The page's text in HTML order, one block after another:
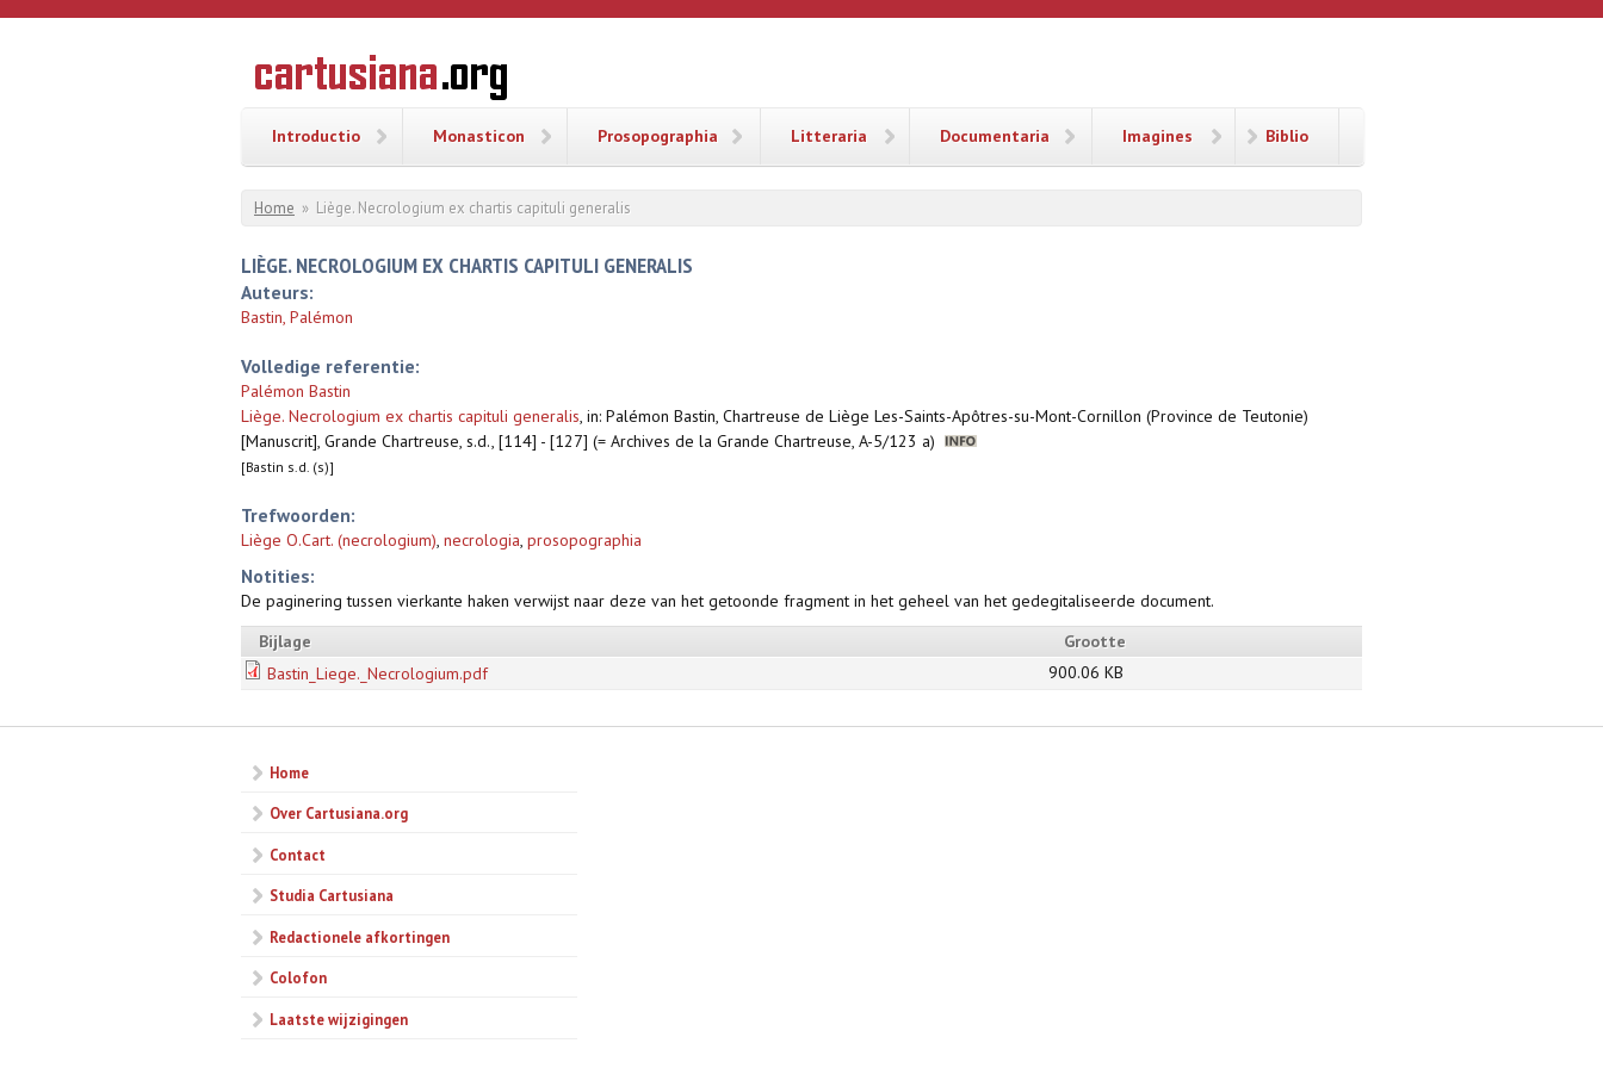
Overslaan en naar de inhoud gaan
CARTUSIANA
Geschiedenis
van de
Introductio Monasticon Prosopographia Litteraria Documentaria Imagines Biblio
U bent hier
Home » Liège. Necrologium ex chartis capituli generalis
LIÈGE. NECROLOGIUM EX CHARTIS CAPITULI GENERALIS
Auteurs:
Bastin, Palémon
Volledige referentie:
Palémon Bastin
Liège. Necrologium ex chartis capituli generalis, in: Palémon Bastin, Chartreuse de Liège Les-Saints-Apôtres-su-Mont-Cornillon (Province de Teutonie)
[Manuscrit], Grande Chartreuse, s.d., [114] - [127] (= Archives de la Grande Chartreuse, A-5/123 a)
[Bastin s.d. (s)]
Trefwoorden:
Liège O.Cart. (necrologium), necrologia, prosopographia
Notities:
De paginering tussen vierkante haken verwijst naar deze van het getoonde fragment in het geheel van het gedegitaliseerde document.
Bijlage
Grootte
Bastin_Liege._Necrologium.pdf
900.06 KB
Home
Over Cartusiana.org
Contact
Studia Cartusiana
Redactionele afkortingen
Colofon
Laatste wijzigingen